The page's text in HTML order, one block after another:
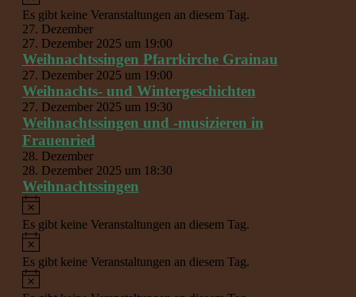
Es gibt keine Veranstaltungen an diesem Tag.
27. Dezember
27. Dezember 2025 um 19:00
Weihnachtssingen Pfarrkirche Grainau
27. Dezember 2025 um 19:00
Weihnachts- und Wintergeschichten
27. Dezember 2025 um 19:30
Weihnachtssingen und -musizieren in
Frauenried
28. Dezember
28. Dezember 2025 um 18:30
Weihnachtssingen
Hinweis
Es gibt keine Veranstaltungen an diesem Tag.
Hinweis
Es gibt keine Veranstaltungen an diesem Tag.
Hinweis